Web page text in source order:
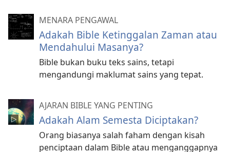
MENARA PENGAWAL
Adakah Bible Ketinggalan Zaman atau
Mendahului Masanya?
Bible bukan buku teks sains, tetapi
mengandungi maklumat sains yang tepat.
AJARAN BIBLE YANG PENTING
Adakah Alam Semesta Diciptakan?
Orang biasanya salah faham dengan kisah
penciptaan dalam Bible atau menganggapnya